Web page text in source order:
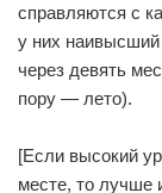
справляются с
у них наивысший
через девять
пору — лето).
[Если высокий
месте, то лучше